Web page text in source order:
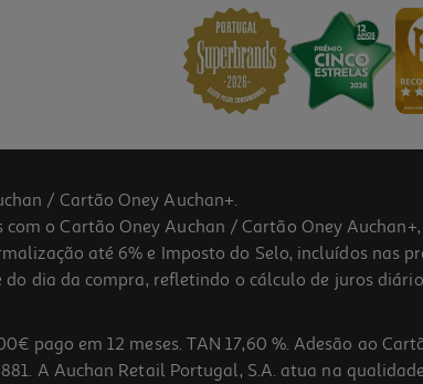
/ Cartão Oney Auchan+.
o Cartão Oney Auchan / Cartão Oney
até 6% e Imposto do Selo, incluídos nas
dia da compra, refletindo o cálculo de juros
pago em 12 meses. TAN 17,60 %. Adesão ao
A Auchan Retail Portugal, S.A. atua na